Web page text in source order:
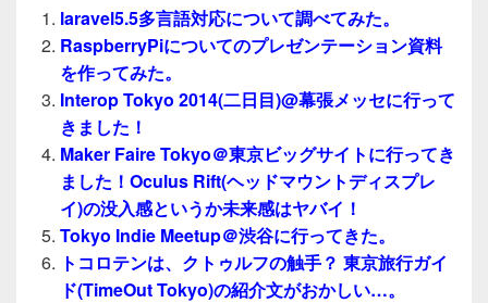
laravel5.5多言語対応について調べてみた。
RaspberryPiについてのプレゼンテーション資料
を作ってみた。
Interop Tokyo 2014(二日目)@幕張メッセに行って
きました！
Maker Faire Tokyo＠東京ビッグサイトに行ってき
ました！Oculus Rift(ヘッドマウントディスプレ
イ)の没入感というか未来感はヤバイ！
Tokyo Indie Meetup＠渋谷に行ってきた。
トコロテンは、クトゥルフの触手？ 東京旅行ガイ
ド(TimeOut Tokyo)の紹介文がおかしい…。